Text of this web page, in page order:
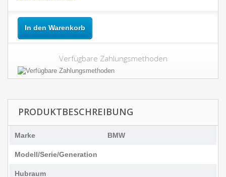
In den Warenkorb
Verfügbare Zahlungsmethoden
PRODUKTBESCHREIBUNG
Marke BMW
Modell/Serie/Generation
Hubraum